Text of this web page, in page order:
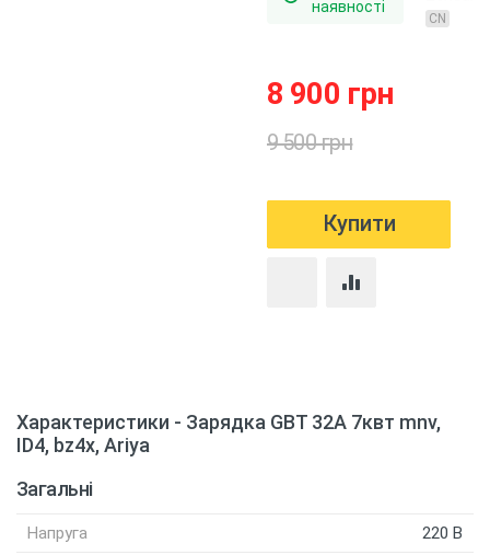
наявності
CN
8 900 грн
9 500 грн
Характеристики - Зарядка GBT 32A 7квт mnv,
ID4, bz4x, Ariya
Загальні
Напруга 220 В